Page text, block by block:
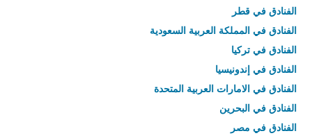
الفنادق في قطر
الفنادق في المملكة العربية السعودية
الفنادق في تركيا
الفنادق في إندونيسيا
الفنادق في الامارات العربية المتحدة
الفنادق في البحرين
الفنادق في مصر